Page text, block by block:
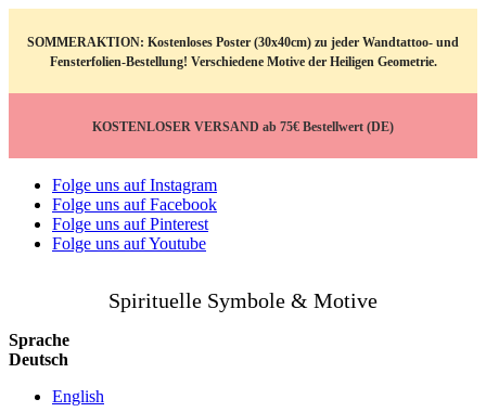
SOMMERAKTION: Kostenloses Poster (30x40cm) zu jeder Wandtattoo- und
Fensterfolien-Bestellung! Verschiedene Motive der Heiligen Geometrie.
KOSTENLOSER VERSAND ab 75€ Bestellwert (DE)
Folge uns auf Instagram
Folge uns auf Facebook
Folge uns auf Pinterest
Folge uns auf Youtube
Spirituelle Symbole & Motive
Sprache
Deutsch
English